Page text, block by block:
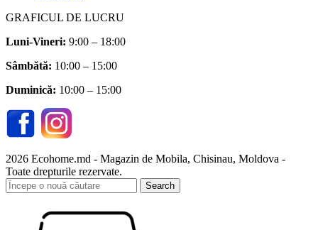
GRAFICUL DE LUCRU
Luni-Vineri: 9:00 – 18:00
Sâmbătă: 10:00 – 15:00
Duminică: 10:00 – 15:00
2026 Ecohome.md - Magazin de Mobila, Chisinau, Moldova -
Toate drepturile rezervate.
Search